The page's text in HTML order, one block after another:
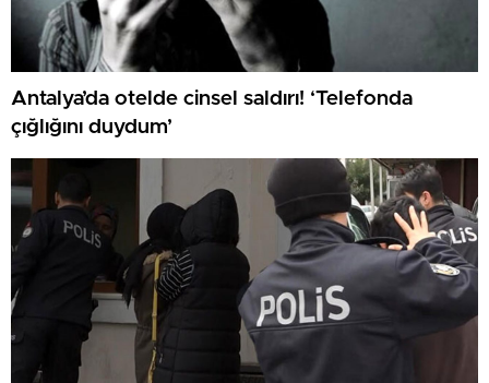
Antalya’da otelde cinsel saldırı! ‘Telefonda
çığlığını duydum’